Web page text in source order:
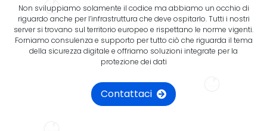
Non sviluppiamo solamente il codice ma abbiamo un occhio di
riguardo anche per l’infrastruttura che deve ospitarlo. Tutti i nostri
server si trovano sul territorio europeo e rispettano le norme vigenti.
Forniamo consulenza e supporto per tutto ciò che riguarda il tema
della sicurezza digitale e offriamo soluzioni integrate per la
protezione dei dati
Contattaci